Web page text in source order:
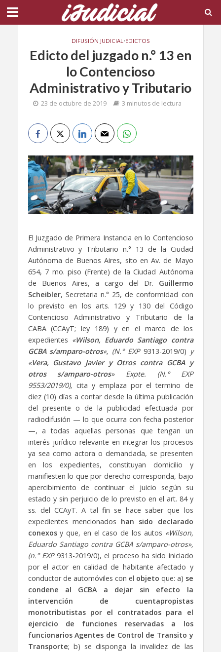
DIFUSIÓN JUDICIAL•EDICTOS
Edicto del juzgado n.° 13 en
lo Contencioso
Administrativo y Tributario
23 de octubre de 2019 3 minutos de lectura
El Juzgado de Primera Instancia en lo Contencioso
Administrativo y Tributario n.° 13 de la Ciudad
Autónoma de Buenos Aires, sito en Av. de Mayo
654, 7 mo. piso (Frente) de la Ciudad Autónoma
de Buenos Aires, a cargo del Dr. Guillermo
Scheibler, Secretaria n.° 25, de conformidad con
lo previsto en los arts. 129 y 130 del Código
Contencioso Administrativo y Tributario de la
CABA (CCAyT; ley 189) y en el marco de los
expedientes «Wilson, Eduardo Santiago contra
GCBA s/amparo-otros«, (N.° EXP 9313-2019/0) y
«Vera, Gustavo Javier y Otros contra GCBA y
otros s/amparo-otros» Expte. (N.° EXP
9553/2019/0), cita y emplaza por el termino de
diez (10) días a contar desde la última publicación
del presente o de la publicidad efectuada por
radiodifusión — lo que ocurra con fecha posterior
—, a todas aquellas personas que tengan un
interés jurídico relevante en integrar los procesos
ya sea como actora o demandada, se presenten
en los expedientes, constituyan domicilio y
manifiesten lo que por derecho corresponda, bajo
apercibimiento de continuar el juicio según su
estado y sin perjuicio de lo previsto en el art. 84 y
ss. del CCAyT. A tal fin se hace saber que los
expedientes mencionados han sido declarado
conexosy que, en el caso de los autos «Wilson,
Eduardo Santiago contra GCBA s/amparo-otros»,
(n.° EXP9313-2019/0), el proceso ha sido iniciado
por el actor en calidad de habitante afectado y
conductor de automóviles con el objeto que: a) se
condene al GCBA a dejar sin efecto la
intervención de cuentapropistas
monotributistas por el contratados para el
ejercicio de funciones reservadas a los
funcionarios Agentes de Control de Transito y
Transporte; b) se disponga la invalidez de las